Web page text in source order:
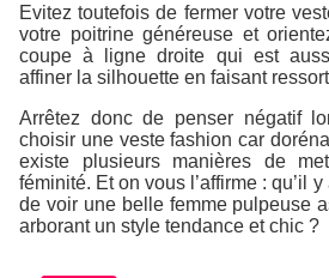
Evitez toutefois de fermer votre
votre poitrine généreuse et
coupe à ligne droite qui est
affiner la silhouette en faisant
Arrêtez donc de penser négatif
choisir une veste fashion car
existe plusieurs manières de
féminité. Et on vous l’affirme : qu’il
de voir une belle femme pulpeuse
arborant un style tendance et chic ?